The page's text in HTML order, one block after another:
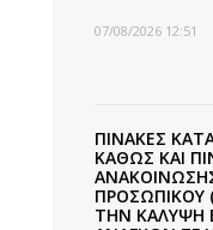
07/08/2026 12:51
ΠΙΝΑΚΕΣ
ΚΑΘΩΣ ΚΑΙ
ΠΡΟΣΩΠΙΚΟΥ
ΤΗΝ ΚΑΛΥΨΗ